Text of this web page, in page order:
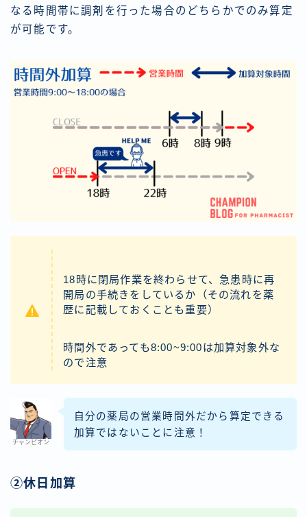
なる時間帯に調剤を行った場合のどちらかでのみ算定
が可能です。
18時に閉局作業を終わらせて、急患時に再
開局の手続きをしているか（その流れを薬
歴に記載しておくことも重要）
時間外であっても8:00~9:00は加算対象外な
ので注意
チャンピオン
自分の薬局の営業時間外だから算定できる
加算ではないことに注意！
②休日加算